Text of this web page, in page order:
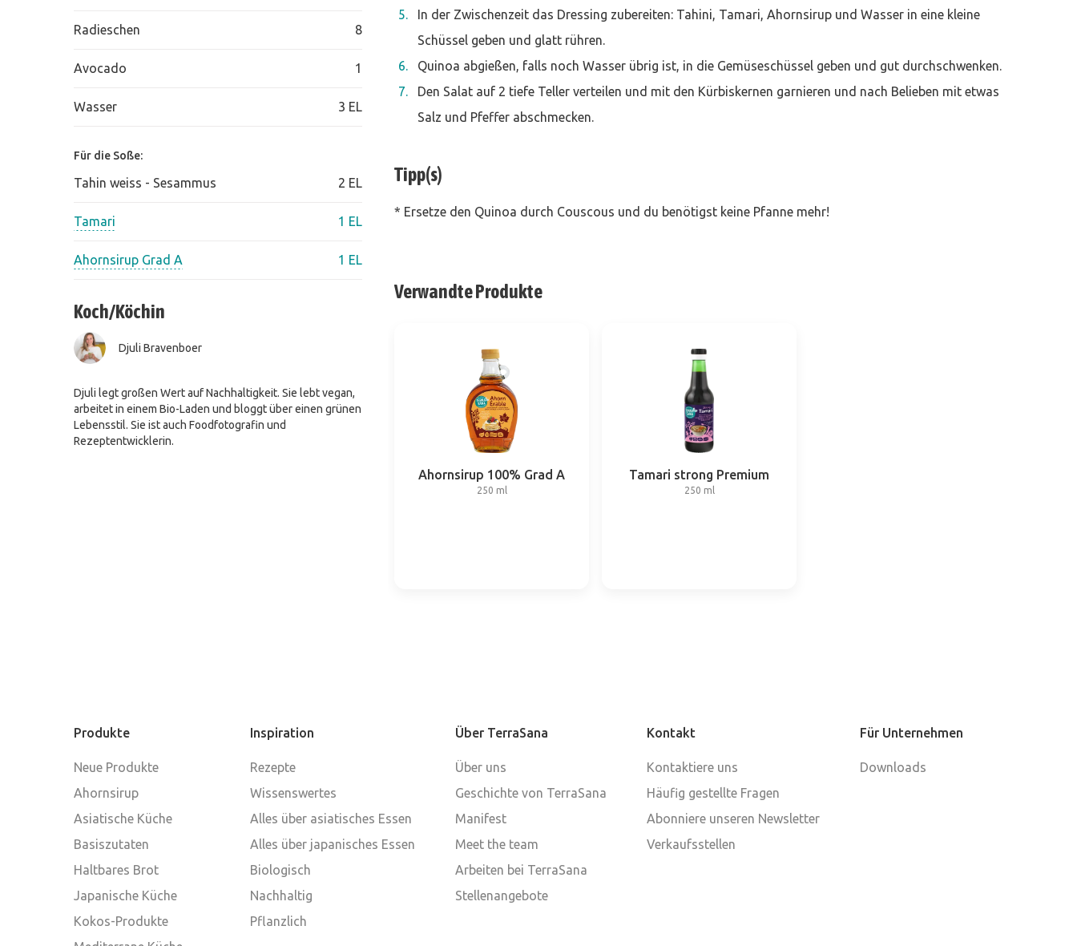
Radieschen 8
Avocado 1
Wasser 3 EL
Für die Soße:
Tahin weiss - Sesammus 2 EL
Tamari 1 EL
Ahornsirup Grad A 1 EL
Koch/Köchin
Djuli Bravenboer
Djuli legt großen Wert auf Nachhaltigkeit. Sie lebt vegan,
arbeitet in einem Bio-Laden und bloggt über einen grünen
Lebensstil. Sie ist auch Foodfotografin und
Rezeptentwicklerin.
In der Zwischenzeit das Dressing zubereiten: Tahini, Tamari, Ahornsirup und Wasser in eine kleine
Schüssel geben und glatt rühren.
Quinoa abgießen, falls noch Wasser übrig ist, in die Gemüseschüssel geben und gut durchschwenken.
Den Salat auf 2 tiefe Teller verteilen und mit den Kürbiskernen garnieren und nach Belieben mit etwas
Salz und Pfeffer abschmecken.
Tipp(s)
* Ersetze den Quinoa durch Couscous und du benötigst keine Pfanne mehr!
Verwandte Produkte
Ahornsirup 100% Grad A
250 ml
Tamari strong Premium
250 ml
Produkte
Neue Produkte
Ahornsirup
Asiatische Küche
Basiszutaten
Haltbares Brot
Japanische Küche
Kokos-Produkte
Inspiration
Rezepte
Wissenswertes
Alles über asiatisches Essen
Alles über japanisches Essen
Biologisch
Nachhaltig
Pflanzlich
Über TerraSana
Über uns
Geschichte von TerraSana
Manifest
Meet the team
Arbeiten bei TerraSana
Stellenangebote
Kontakt
Kontaktiere uns
Häufig gestellte Fragen
Abonniere unseren Newsletter
Verkaufsstellen
Für Unternehmen
Downloads